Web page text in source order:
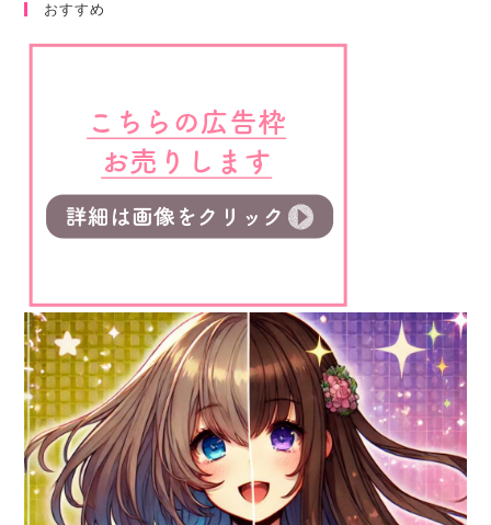
おすすめ